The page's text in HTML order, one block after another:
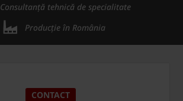
Consultanță tehnică de specialitate
Producție în România
CONTACT